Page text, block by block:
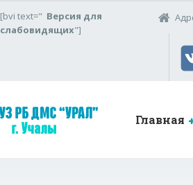
[bvi text=" Версия для
слабовидящих"]
Главная